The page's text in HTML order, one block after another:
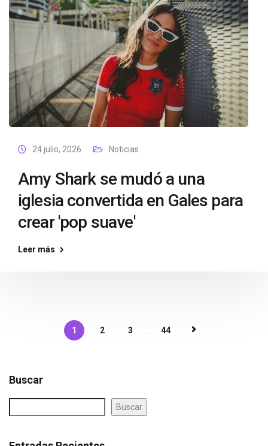
24 julio, 2026 Noticias
Amy Shark se mudó a una
iglesia convertida en Gales para
crear 'pop suave'
Leer más
1 2 3 44
Buscar
Buscar